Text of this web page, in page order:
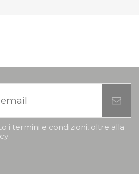
i termini e condizioni, oltre alla